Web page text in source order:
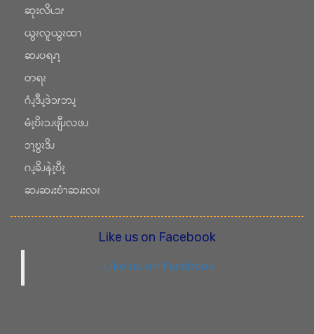
ဆုးလိၬၥၭ
ယွၩလူယွၩထၫ
ဆၧပရၧၫ့
တရၩ
ဂံၪ့ဒီၪ့ဒဲၥၭဘၪ့
မံၩ့ဎိၩၥၪဖျီၪလဖၪ
ၥၫ့ဎွၩဒိၪ
ဂၪ့ခိၪနဲၩ့ဎီၩ့
ဆၧဆၧးဎံၫဆၧးလၩ
Like us on Facebook
Like us on Facebook